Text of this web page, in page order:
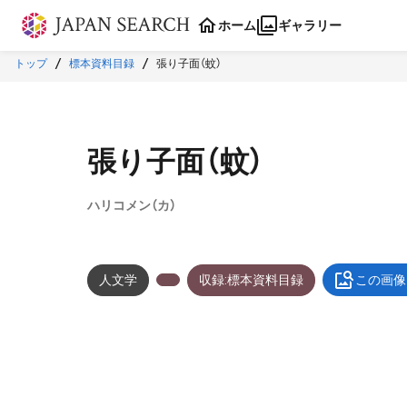
本文に飛ぶ
ホーム ギャラリー
トップ 標本資料目録 張り子面（蚊）
張り子面（蚊）
ハリコメン（カ）
人文学 収録:標本資料目録 この画